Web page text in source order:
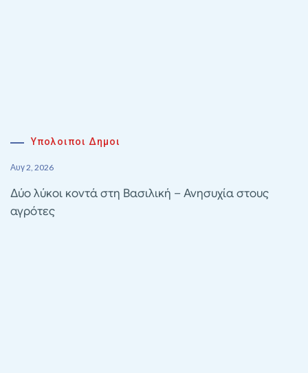
Υπολοιποι Δημοι
Αυγ 2, 2026
Δύο λύκοι κοντά στη Βασιλική – Ανησυχία στους
αγρότες